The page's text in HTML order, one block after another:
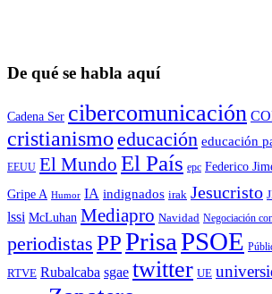
De qué se habla aquí
Cadena Ser cibercomunicación
cristianismo educación educación
EEUU El Mundo El País epc Federico
Gripe A Humor IA indignados irak Jesucristo
lssi McLuhan Mediapro Navidad Negociación
periodistas PPPrisaPSOE
RTVE Rubalcaba sgae twitter UE